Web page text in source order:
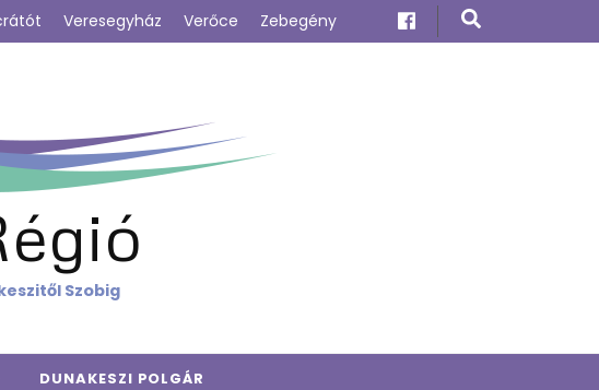
Veresegyház Verőce Zebegény
Szobig
DUNAKESZI POLGÁR